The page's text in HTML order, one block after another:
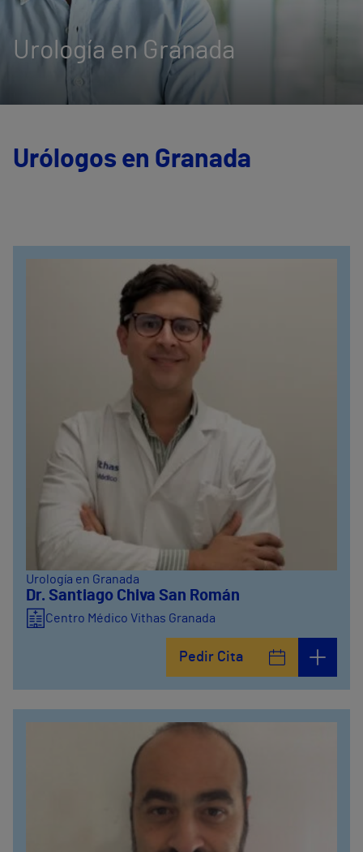
Urología en Granada
Urólogos en Granada
Urología en Granada
Dr. Santiago Chiva San Román
Centro Médico Vithas Granada
Pedir Cita